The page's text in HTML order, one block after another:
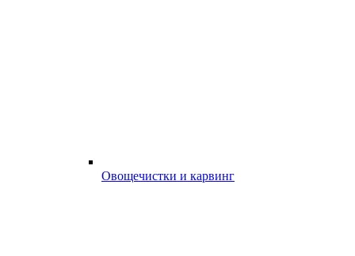
Овощечистки и карвинг